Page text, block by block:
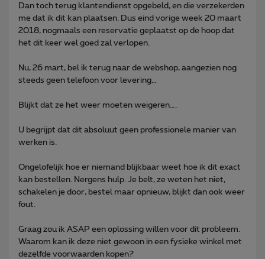
Dan toch terug klantendienst opgebeld, en die verzekerden
me dat ik dit kan plaatsen. Dus eind vorige week 20 maart
2018, nogmaals een reservatie geplaatst op de hoop dat
het dit keer wel goed zal verlopen.
Nu, 26 mart, bel ik terug naar de webshop, aangezien nog
steeds geen telefoon voor levering…
Blijkt dat ze het weer moeten weigeren….
U begrijpt dat dit absoluut geen professionele manier van
werken is.
Ongelofelijk hoe er niemand blijkbaar weet hoe ik dit exact
kan bestellen. Nergens hulp. Je belt, ze weten het niet,
schakelen je door, bestel maar opnieuw, blijkt dan ook weer
fout.
Graag zou ik ASAP een oplossing willen voor dit probleem.
Waarom kan ik deze niet gewoon in een fysieke winkel met
dezelfde voorwaarden kopen?